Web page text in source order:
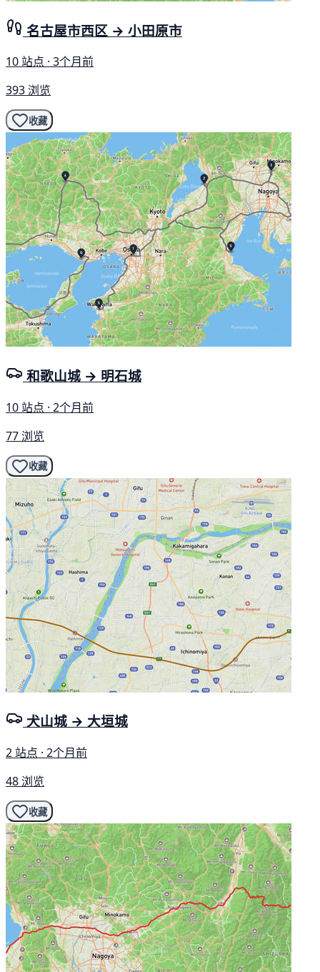
名古屋市西区 → 小田原市
10 站点 · 3个月前
393 浏览
收藏
和歌山城 → 明石城
10 站点 · 2个月前
77 浏览
收藏
犬山城 → 大垣城
2 站点 · 2个月前
48 浏览
收藏